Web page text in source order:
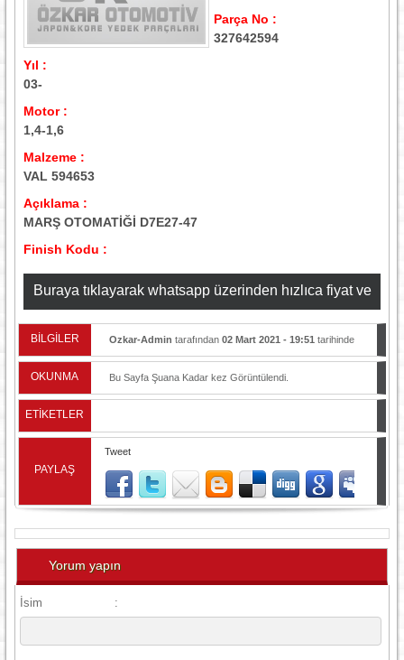
Parça No :
­327642594
Yıl :
03-
Motor :
1,4-1,6
Malzeme :
VAL 594653
Açıklama :
MARŞ OTOMATİĞİ D7E27-47
Finish Kodu :
Buraya tıklayarak whatsapp üzerinden hızlıca fiyat ve
stok bilgisi alabilirsiniz
BİLGİLER Ozkar-Admin tarafından 02 Mart 2021 - 19:51 tarihinde
OKUNMA Bu Sayfa Şuana Kadar kez Görüntülendi.
ETİKETLER
PAYLAŞ
Tweet
Yorum yapın
İsim :